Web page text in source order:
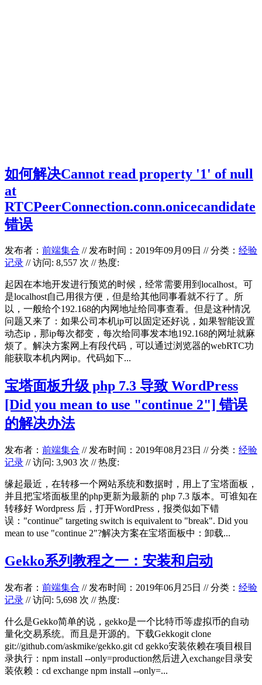
如何解决Cannot read property '1' of null
at
RTCPeerConnection.conn.onicecandidate
错误
发布者： 前端集合 //发布时间：2019年09月09日 //分类： 经验
记录 // 访问: 8,557 次 // 热度:
起因在本地开发进行预览的时候，经常需要用到localhost。可
是localhost自己用很方便，但是给其他同事看就不行了。所
以，一般给个192.168的内网地址给同事查看。但是这种情况
问题又来了：如果公司本机ip可以固定还好说，如果智能设置
动态ip，那ip每次都变，每次给同事发本地192.168的网址就麻
烦了。解决方案网上有段代码，可以通过浏览器的webRTC功
能获取本机内网ip。代码如下...
宝塔面板升级 php 7.3 导致 WordPress
[Did you mean to use "continue 2"] 错误
的解决办法
发布者： 前端集合 // 发布时间：2019年08月23日 //分类： 经验
记录 // 访问: 3,903 次 // 热度:
缘起最近，在转移一个网站系统和数据时，用上了宝塔面板，
并且把宝塔面板里的php更新为最新的 php 7.3 版本。可谁知在
转移好 Wordpress 后，打开WordPress，报类似如下错
误："continue" targeting switch is equivalent to "break". Did you
mean to use "continue 2"?解决方案在宝塔面板中：卸载...
Gekko系列教程之一：安装和启动
发布者： 前端集合 // 发布时间：2019年06月25日 //分类： 经验
记录 // 访问: 5,698 次 // 热度:
什么是Gekko简单的说，gekko是一个比特币等虚拟币的自动
量化交易系统。而且是开源的。下载Gekkogit clone
git://github.com/askmike/gekko.git cd gekko安装依赖在项目根目
录执行：npm install --only=production然后进入exchange目录安
装依赖：cd exchange npm install --only=...